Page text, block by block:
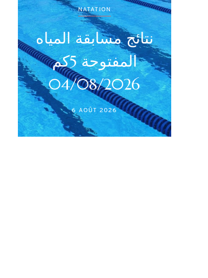
NATATION
نتائج بطولة جميع
الأصناف (أداني /
أصاغر/أواسط /
أكابر)
27 JUILLET 2026